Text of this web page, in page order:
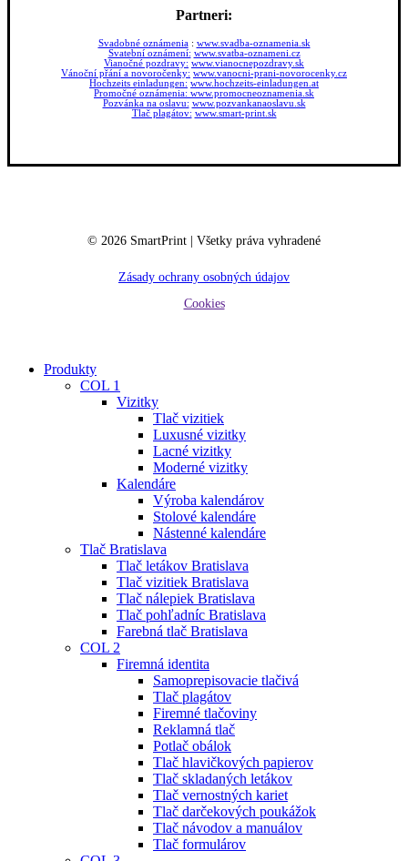
Partneri:
Svadobné oznámenia: www.svadba-oznamenia.sk
Svatební oznámení: www.svatba-oznameni.cz
Vianočné pozdravy: www.vianocnepozdravy.sk
Vánoční přání a novoročenky: www.vanocni-prani-novorocenky.cz
Hochzeits einladungen: www.hochzeits-einladungen.at
Promočné oznámenia: www.promocneoznamenia.sk
Pozvánka na oslavu: www.pozvankanaoslavu.sk
Tlač plagátov: www.smart-print.sk
© 2026 SmartPrint | Všetky práva vyhradené
Zásady ochrany osobných údajov
Cookies
Close
Produkty
COL 1
Vizitky
Tlač vizitiek
Luxusné vizitky
Lacné vizitky
Moderné vizitky
Kalendáre
Výroba kalendárov
Stolové kalendáre
Nástenné kalendáre
Tlač Bratislava
Tlač letákov Bratislava
Tlač vizitiek Bratislava
Tlač nálepiek Bratislava
Tlač pohľadníc Bratislava
Farebná tlač Bratislava
COL 2
Firemná identita
Samoprepisovacie tlačivá
Tlač plagátov
Firemné tlačoviny
Reklamná tlač
Potlač obálok
Tlač hlavičkových papierov
Tlač skladaných letákov
Tlač vernostných kariet
Tlač darčekových poukážok
Tlač návodov a manuálov
Tlač formulárov